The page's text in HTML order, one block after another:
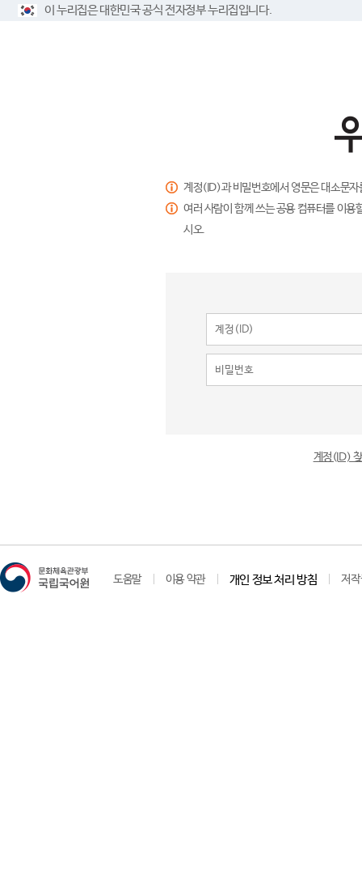
이 누리집은 대한민국 공식 전자정부 누리집입니다.
계정(ID)과 비밀번호에서 영문은 대소문
여러 사람이 함께 쓰는 공용 컴퓨터를 이
시오.
계정(ID)
도움말 이용 약관 개인 정보 처리 방침 저